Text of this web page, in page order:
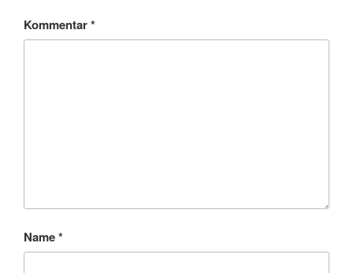
Kommentar*
Name*